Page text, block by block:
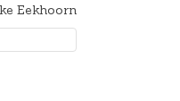
Eekhoorn